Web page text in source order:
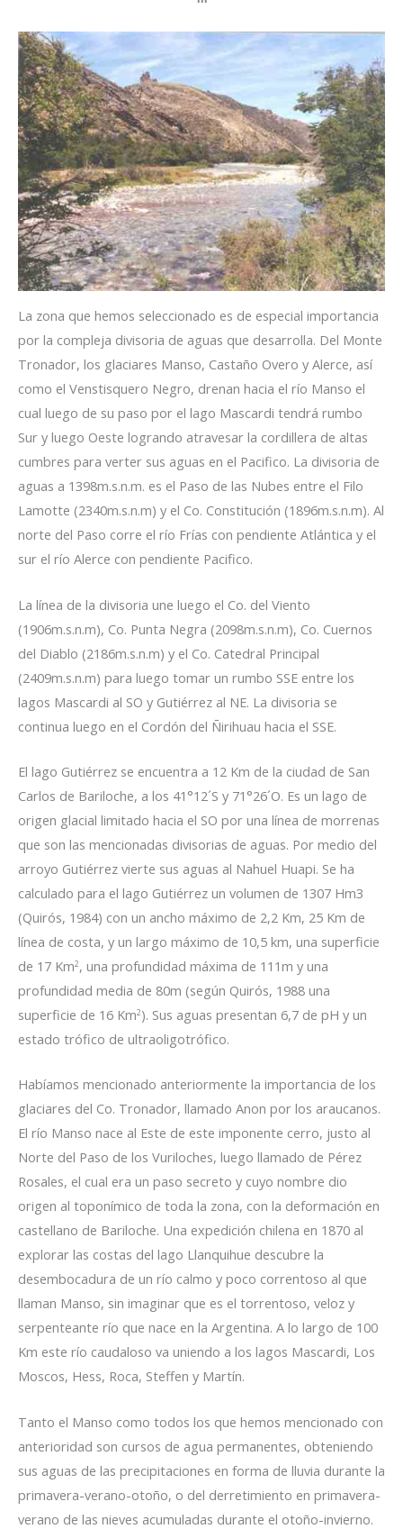
La zona que hemos seleccionado es de especial importancia
por la compleja divisoria de aguas que desarrolla. Del Monte
Tronador, los glaciares Manso, Castaño Overo y Alerce, así
como el Venstisquero Negro, drenan hacia el río Manso el
cual luego de su paso por el lago Mascardi tendrá rumbo
Sur y luego Oeste logrando atravesar la cordillera de altas
cumbres para verter sus aguas en el Pacifico. La divisoria de
aguas a 1398m.s.n.m. es el Paso de las Nubes entre el Filo
Lamotte (2340m.s.n.m) y el Co. Constitución (1896m.s.n.m). Al
norte del Paso corre el río Frías con pendiente Atlántica y el
sur el río Alerce con pendiente Pacifico.
La línea de la divisoria une luego el Co. del Viento
(1906m.s.n.m), Co. Punta Negra (2098m.s.n.m), Co. Cuernos
del Diablo (2186m.s.n.m) y el Co. Catedral Principal
(2409m.s.n.m) para luego tomar un rumbo SSE entre los
lagos Mascardi al SO y Gutiérrez al NE. La divisoria se
continua luego en el Cordón del Ñirihuau hacia el SSE.
El lago Gutiérrez se encuentra a 12 Km de la ciudad de San
Carlos de Bariloche, a los 41°12´S y 71°26´O. Es un lago de
origen glacial limitado hacia el SO por una línea de morrenas
que son las mencionadas divisorias de aguas. Por medio del
arroyo Gutiérrez vierte sus aguas al Nahuel Huapi. Se ha
calculado para el lago Gutiérrez un volumen de 1307 Hm3
(Quirós, 1984) con un ancho máximo de 2,2 Km, 25 Km de
línea de costa, y un largo máximo de 10,5 km, una superficie
de 17 Km2, una profundidad máxima de 111m y una
profundidad media de 80m (según Quirós, 1988 una
superficie de 16 Km2). Sus aguas presentan 6,7 de pH y un
estado trófico de ultraoligotrófico.
Habíamos mencionado anteriormente la importancia de los
glaciares del Co. Tronador, llamado Anon por los araucanos.
El río Manso nace al Este de este imponente cerro, justo al
Norte del Paso de los Vuriloches, luego llamado de Pérez
Rosales, el cual era un paso secreto y cuyo nombre dio
origen al toponímico de toda la zona, con la deformación en
castellano de Bariloche. Una expedición chilena en 1870 al
explorar las costas del lago Llanquihue descubre la
desembocadura de un río calmo y poco correntoso al que
llaman Manso, sin imaginar que es el torrentoso, veloz y
serpenteante río que nace en la Argentina. A lo largo de 100
Km este río caudaloso va uniendo a los lagos Mascardi, Los
Moscos, Hess, Roca, Steffen y Martín.
Tanto el Manso como todos los que hemos mencionado con
anterioridad son cursos de agua permanentes, obteniendo
sus aguas de las precipitaciones en forma de lluvia durante la
primavera-verano-otoño, o del derretimiento en primavera-
verano de las nieves acumuladas durante el otoño-invierno.